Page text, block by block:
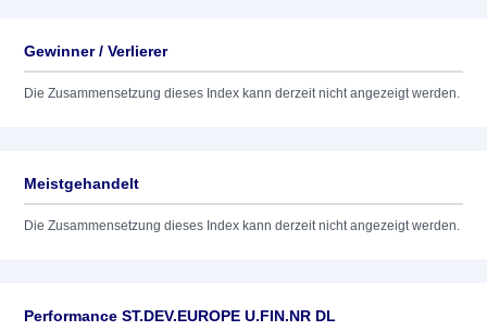
Gewinner / Verlierer
Die Zusammensetzung dieses Index kann derzeit nicht angezeigt werden.
Meistgehandelt
Die Zusammensetzung dieses Index kann derzeit nicht angezeigt werden.
Performance ST.DEV.EUROPE U.FIN.NR DL